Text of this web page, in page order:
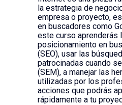
la estrategia de
empresa o proyecto,
en buscadores como
este curso aprenderás
posicionamiento en
(SEO), usar las
patrocinadas cuando
(SEM), a manejar las
utilizadas por los
acciones que podrás
rápidamente a tu